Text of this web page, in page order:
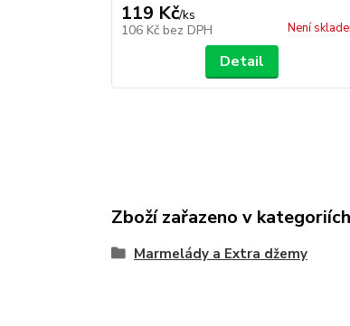
119 Kč/ks
106 Kč bez DPH Není
Detail
Zboží zařazeno v kategoriích
Marmelády a Extra džemy